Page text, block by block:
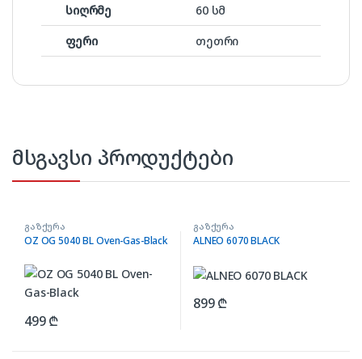
სიღრმე
60 სმ
ფერი
თეთრი
მსგავსი პროდუქტები
გაზქურა
OZ OG 5040 BL Oven-Gas-Black
499₾
გაზქურა
ALNEO 6070 BLACK
899₾